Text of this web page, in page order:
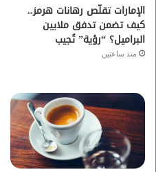
الإمارات تقلّص رهانات هرمز..
كيف تضمن تدفق ملايين
البراميل؟ “رؤية” تُجيب
منذ ساعتين